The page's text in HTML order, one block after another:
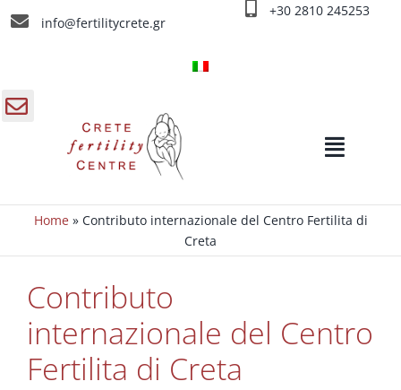
Salta
info@fertilitycrete.gr
+30 2810 245253
Toggle
Home
Cause d’ infertilità
Home» Contributo internazionale del Centro Fertilita di
Creta
Contributo
internazionale del Centro
Fertilita di Creta